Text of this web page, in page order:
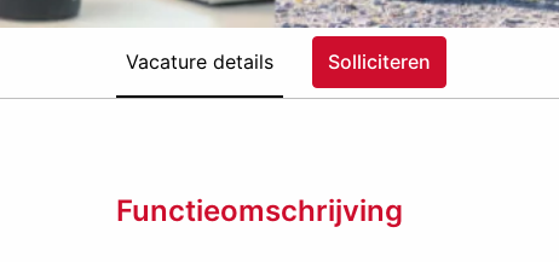
Vacature details Solliciteren
Functieomschrijving